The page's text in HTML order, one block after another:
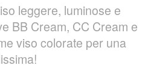
leggere, luminose e
BB Cream, CC Cream e
viso colorate per una